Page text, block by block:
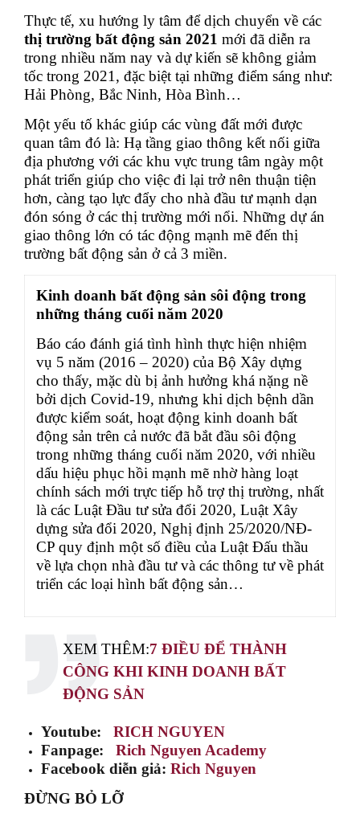
Thực tế, xu hướng ly tâm để dịch chuyển về các
thị trường bất động sản 2021 mới đã diễn ra
trong nhiều năm nay và dự kiến sẽ không giảm
tốc trong 2021, đặc biệt tại những điểm sáng như:
Hải Phòng, Bắc Ninh, Hòa Bình…
Một yếu tố khác giúp các vùng đất mới được
quan tâm đó là: Hạ tầng giao thông kết nối giữa
địa phương với các khu vực trung tâm ngày một
phát triển giúp cho việc đi lại trở nên thuận tiện
hơn, càng tạo lực đẩy cho nhà đầu tư mạnh dạn
đón sóng ở các thị trường mới nổi. Những dự án
giao thông lớn có tác động mạnh mẽ đến thị
trường bất động sản ở cả 3 miền.
Kinh doanh bất động sản sôi động trong
những tháng cuối năm 2020
Báo cáo đánh giá tình hình thực hiện nhiệm
vụ 5 năm (2016 – 2020) của Bộ Xây dựng
cho thấy, mặc dù bị ảnh hưởng khá nặng nề
bởi dịch Covid-19, nhưng khi dịch bệnh dần
được kiểm soát, hoạt động kinh doanh bất
động sản trên cả nước đã bắt đầu sôi động
trong những tháng cuối năm 2020, với nhiều
dấu hiệu phục hồi mạnh mẽ nhờ hàng loạt
chính sách mới trực tiếp hỗ trợ thị trường, nhất
là các Luật Đầu tư sửa đổi 2020, Luật Xây
dựng sửa đổi 2020, Nghị định 25/2020/NĐ-
CP quy định một số điều của Luật Đấu thầu
về lựa chọn nhà đầu tư và các thông tư về phát
triển các loại hình bất động sản…
XEM THÊM:7 ĐIỀU ĐỂ THÀNH
CÔNG KHI KINH DOANH BẤT
ĐỘNG SẢN
Youtube: RICH NGUYEN
Fanpage: Rich Nguyen Academy
Facebook diễn giả: Rich Nguyen
ĐỪNG BỎ LỠ